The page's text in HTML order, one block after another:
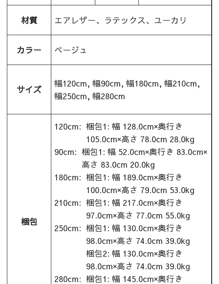
材質 エアレザー、ラテックス、ユーカリ
カラー ベージュ
サイズ
幅120cm, 幅90cm, 幅180cm, 幅210cm,
幅250cm, 幅280cm
梱包
120cm: 梱包1: 幅 128.0cm×奥行き
105.0cm×高さ 78.0cm 28.0kg
90cm: 梱包1: 幅 52.0cm×奥行き 83.0cm×
高さ 83.0cm 20.0kg
180cm: 梱包1: 幅 189.0cm×奥行き
100.0cm×高さ 79.0cm 53.0kg
210cm: 梱包1: 幅 217.0cm×奥行き
97.0cm×高さ 77.0cm 55.0kg
250cm: 梱包1: 幅 130.0cm×奥行き
98.0cm×高さ 74.0cm 39.0kg
梱包2: 幅 130.0cm×奥行き
98.0cm×高さ 74.0cm 39.0kg
280cm: 梱包1: 幅 145.0cm×奥行き